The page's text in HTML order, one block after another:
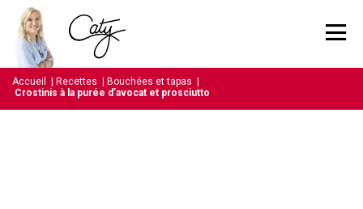
Accueil Recettes Bouchées et tapas
Crostinis à la purée d’avocat et prosciutto